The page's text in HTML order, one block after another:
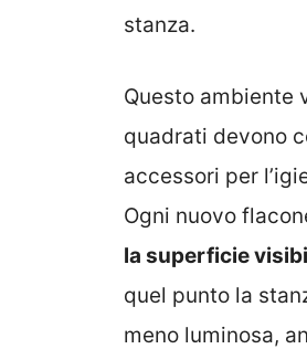
stanza.
Questo ambiente
quadrati devono
accessori per
Ogni nuovo
la superficie
quel punto la
meno luminosa,